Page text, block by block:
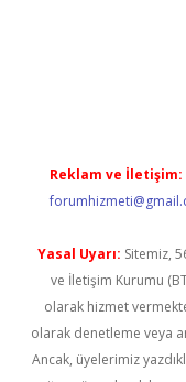
Reklam ve İletişim:
Yasal Uyarı: Sitemiz,
ve İletişim Kurumu
olarak hizmet
olarak denetleme veya
Ancak, üyelerimiz